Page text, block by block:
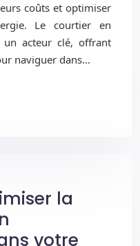
coûts et optimiser
Le courtier en
un acteur clé, offrant
naviguer dans…
la
votre